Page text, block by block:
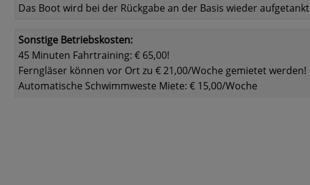
Das Boot wird bei der Rückgabe an der Basis wieder aufgetankt
Sonstige Betriebskosten:
45 Minuten Fahrtraining: € 65,00!
Ferngläser können vor Ort zu € 21,00/Woche gemietet werden!
Automatische Schwimmweste Miete: € 15,00/Woche